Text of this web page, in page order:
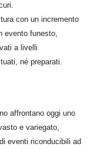
con un incremento
evento funesto,
a livelli
né preparati.
affrontano oggi uno
e variegato,
eventi riconducibili ad